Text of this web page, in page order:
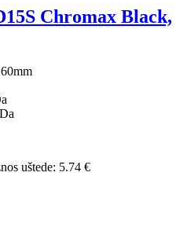
Chromax Black,
uštede: 5.74 €